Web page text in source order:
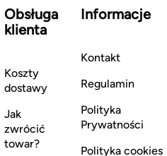
Obsługa
klienta
Koszty
dostawy
Jak
zwrócić
towar?
Informacje
Kontakt
Regulamin
Polityka
Prywatności
Polityka cookies